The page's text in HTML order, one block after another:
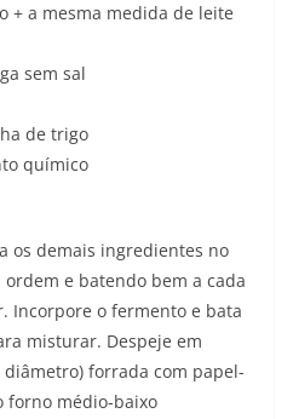
+ a mesma medida de leite
sem sal
de trigo
químico
os demais ingredientes no
e batendo bem a cada
Incorpore o fermento e bata
misturar. Despeje em
forrada com papel-
forno médio-baixo